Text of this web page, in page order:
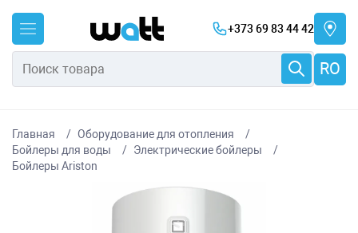
+373 69 83 44 42
RO
Главная
Оборудование для отопления
Бойлеры для воды
Электрические бойлеры
Бойлеры Ariston